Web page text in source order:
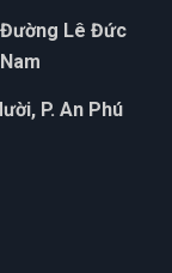
Lê Đức
P. An Phú